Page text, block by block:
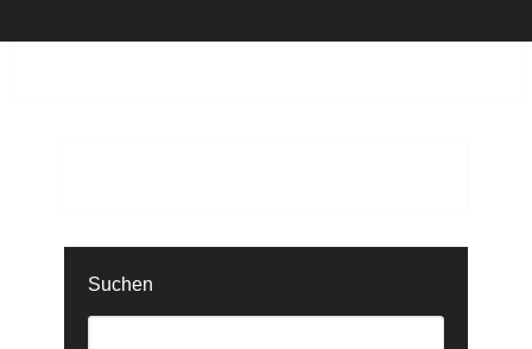
Suchen